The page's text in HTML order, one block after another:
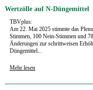
Wertzölle auf N-Düngemittel
TBVplus:
Am 22. Mai 2025 stimmte das
Stimmen, 100 Nein-Stimmen und
Änderungen zur schrittweisen
Düngemittel...
Mehr lesen